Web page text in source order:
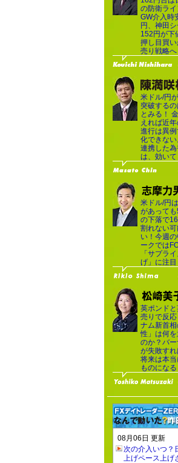
の防衛ライ
GW介入時
円、神田
152円が下
押し目買い
売り戦略へ
米ドル/円
突破する
とみる！
えれば近
進行は異
化できな
連携した為
は、効い
米ドル/円
があって
の下落で
割れない
い！今週
ークでは
「サプラ
げ」に注目
英ポンド
売りで反
ナム新首
性」は何
のか？バ
が失敗す
将来は本
ものになる
08月06日 更新
次の介入いつ？
上げペース上げ